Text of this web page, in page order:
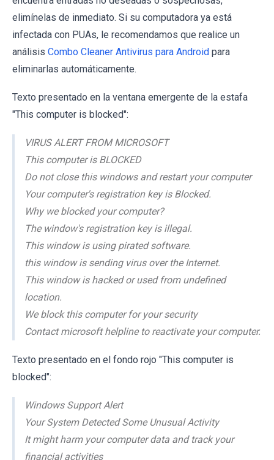
elimínelas de inmediato. Si su computadora ya está
infectada con PUAs, le recomendamos que realice un
análisis Combo Cleaner Antivirus para Android para
eliminarlas automáticamente.
Texto presentado en la ventana emergente de la estafa
"This computer is blocked":
VIRUS ALERT FROM MICROSOFT
This computer is BLOCKED
Do not close this windows and restart your computer
Your computer's registration key is Blocked.
Why we blocked your computer?
The window's registration key is illegal.
This window is using pirated software.
this window is sending virus over the Internet.
This window is hacked or used from undefined
location.
We block this computer for your security
Contact microsoft helpline to reactivate your computer.
Texto presentado en el fondo rojo "This computer is
blocked":
Windows Support Alert
Your System Detected Some Unusual Activity
It might harm your computer data and track your
financial activities